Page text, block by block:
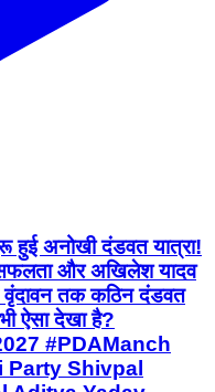
अनोखी दंडवत यात्रा!
और अखिलेश यादव
तक कठिन दंडवत
ऐसा देखा है?
#PDAManch
Shivpal